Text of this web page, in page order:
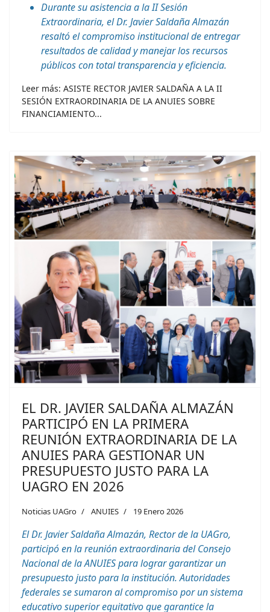
Durante su asistencia a la II Sesión
Extraordinaria, el Dr. Javier Saldaña Almazán
resaltó el compromiso institucional de entregar
resultados de calidad y manejar los recursos
públicos con total transparencia y eficiencia.
Leer más: ASISTE RECTOR JAVIER SALDAÑA A LA II
SESIÓN EXTRAORDINARIA DE LA ANUIES SOBRE
FINANCIAMIENTO...
EL DR. JAVIER SALDAÑA ALMAZÁN
PARTICIPÓ EN LA PRIMERA
REUNIÓN EXTRAORDINARIA DE LA
ANUIES PARA GESTIONAR UN
PRESUPUESTO JUSTO PARA LA
UAGRO EN 2026
Noticias UAGro ANUIES 19 Enero 2026
El Dr. Javier Saldaña Almazán, Rector de la UAGro,
participó en la reunión extraordinaria del Consejo
Nacional de la ANUIES para lograr garantizar un
presupuesto justo para la institución. Autoridades
federales se sumaron al compromiso por un sistema
educativo superior equitativo que garantice la